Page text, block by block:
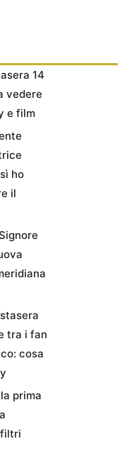
14
vedere
e film
ho
il
tra i fan
cosa
prima